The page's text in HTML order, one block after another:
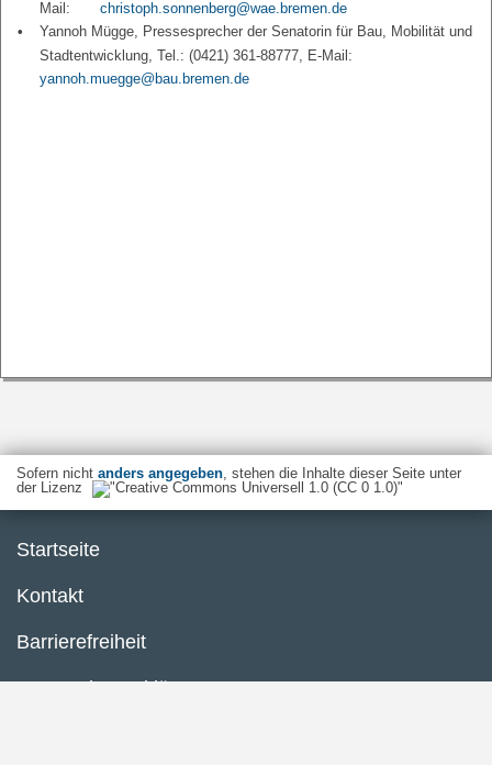
Mail:
christoph.sonnenberg@wae.bremen.de
Yannoh Mügge, Pressesprecher der Senatorin für Bau, Mobilität und
Stadtentwicklung, Tel.: (0421) 361-88777, E-Mail:
yannoh.muegge@bau.bremen.de
Sofern nicht anders angegeben, stehen die Inhalte dieser Seite unter
der Lizenz
Startseite
Kontakt
Barrierefreiheit
Datenschutzerklärung